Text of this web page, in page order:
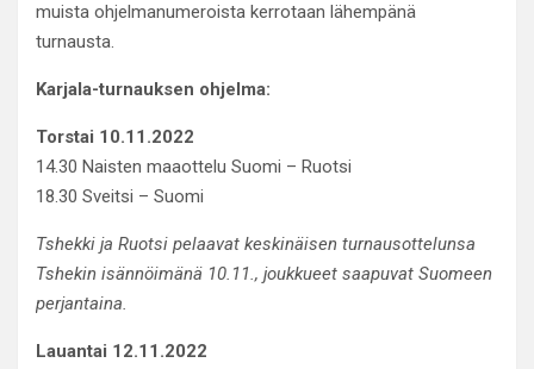
muista ohjelmanumeroista kerrotaan lähempänä
turnausta.
Karjala-turnauksen ohjelma:
Torstai 10.11.2022
14.30 Naisten maaottelu Suomi – Ruotsi
18.30 Sveitsi – Suomi
Tshekki ja Ruotsi pelaavat keskinäisen turnausottelunsa
Tshekin isännöimänä 10.11., joukkueet saapuvat Suomeen
perjantaina.
Lauantai 12.11.2022